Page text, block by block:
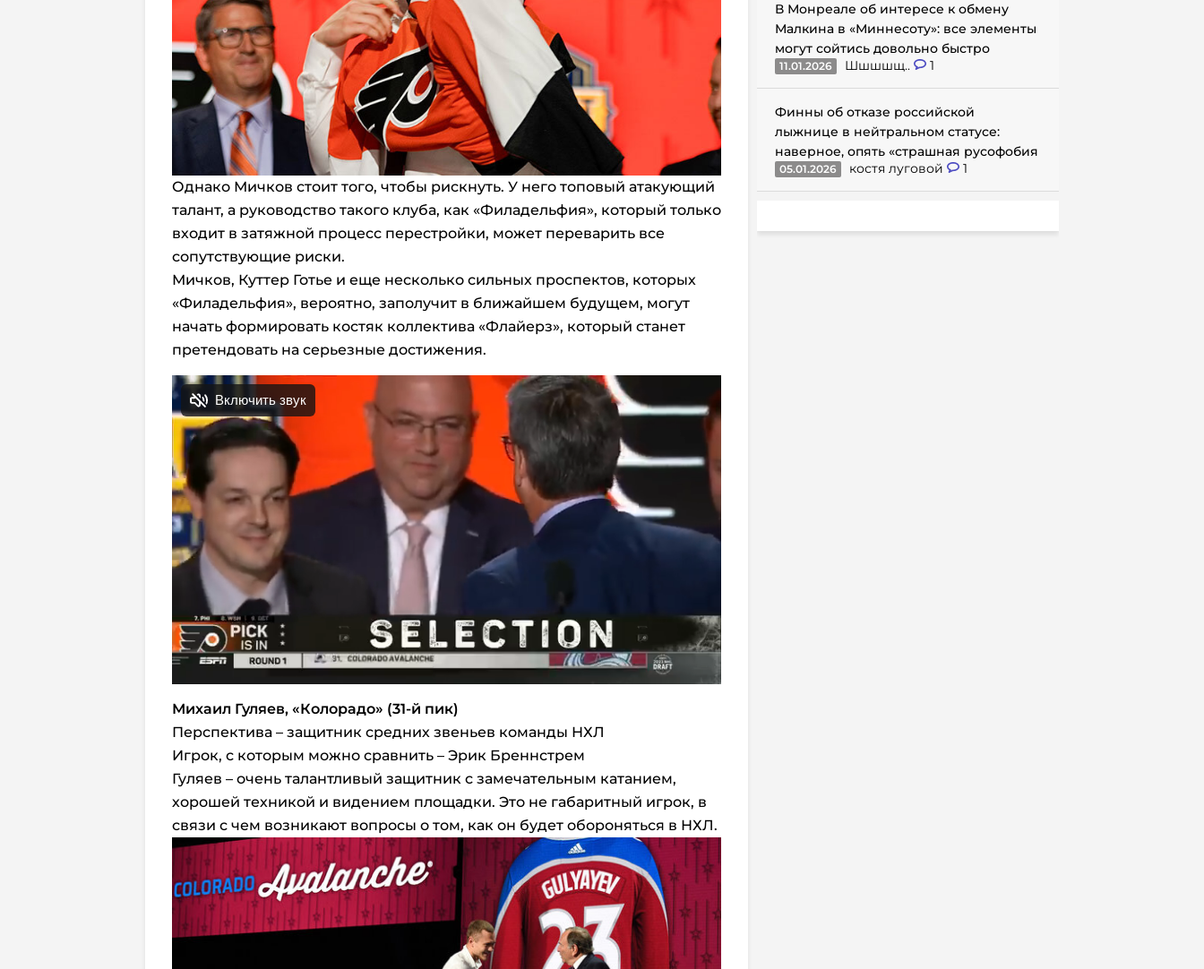
Однако Мичков стоит того, чтобы рискнуть. У него топовый атакующий
талант, а руководство такого клуба, как «Филадельфия», который только
входит в затяжной процесс перестройки, может переварить все
сопутствующие риски.
Мичков, Куттер Готье и еще несколько сильных проспектов, которых
«Филадельфия», вероятно, заполучит в ближайшем будущем, могут
начать формировать костяк коллектива «Флайерз», который станет
претендовать на серьезные достижения.
Михаил Гуляев, «Колорадо» (31-й пик)
Перспектива – защитник средних звеньев команды НХЛ
Игрок, с которым можно сравнить – Эрик Бреннстрем
Гуляев – очень талантливый защитник с замечательным катанием,
хорошей техникой и видением площадки. Это не габаритный игрок, в
связи с чем возникают вопросы о том, как он будет обороняться в НХЛ.
В Монреале об интересе к обмену
Малкина в «Миннесоту»: все элементы
могут сойтись довольно быстро
11.01.2026 Шшшшщ.. 1
Финны об отказе российской
лыжнице в нейтральном статусе:
наверное, опять «страшная русофобия
05.01.2026 костя луговой 1